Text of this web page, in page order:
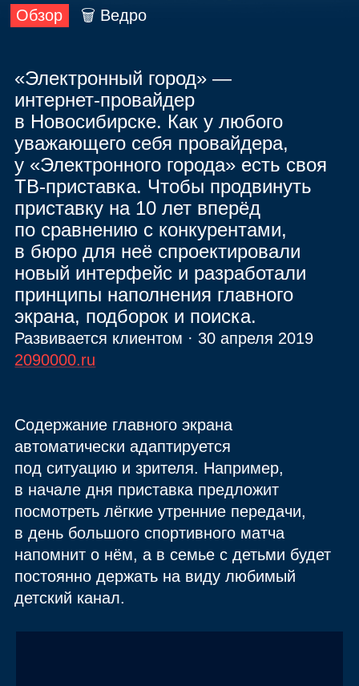
Обзор 🗑 Ведро
«Электронный город» —
интернет‑провайдер
в Новосибирске. Как у любого
уважающего себя провайдера,
у «Электронного города» есть своя
ТВ‑приставка. Чтобы продвинуть
приставку на 10 лет вперёд
по сравнению с конкурентами,
в бюро для неё спроектировали
новый интерфейс и разработали
принципы наполнения главного
экрана, подборок и поиска.
2090000.ru
Развивается клиентом · 30 апреля 2019
Содержание главного экрана
автоматически адаптируется
под ситуацию и зрителя. Например,
в начале дня приставка предложит
посмотреть лёгкие утренние передачи,
в день большого спортивного матча
напомнит о нём, а в семье с детьми будет
постоянно держать на виду любимый
детский канал.